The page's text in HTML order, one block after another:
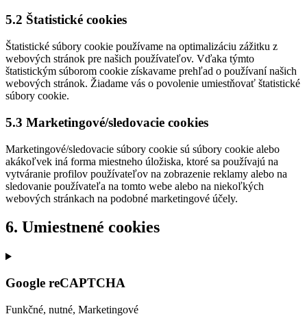
5.2 Štatistické cookies
Štatistické súbory cookie používame na optimalizáciu zážitku z
webových stránok pre našich používateľov. Vďaka týmto
štatistickým súborom cookie získavame prehľad o používaní našich
webových stránok. Žiadame vás o povolenie umiestňovať štatistické
súbory cookie.
5.3 Marketingové/sledovacie cookies
Marketingové/sledovacie súbory cookie sú súbory cookie alebo
akákoľvek iná forma miestneho úložiska, ktoré sa používajú na
vytváranie profilov používateľov na zobrazenie reklamy alebo na
sledovanie používateľa na tomto webe alebo na niekoľkých
webových stránkach na podobné marketingové účely.
6. Umiestnené cookies
Google reCAPTCHA
Funkčné, nutné, Marketingové